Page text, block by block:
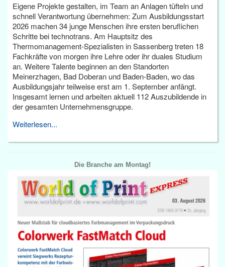
Eigene Projekte gestalten, im Team an Anlagen tüfteln und
schnell Verantwortung übernehmen: Zum Ausbildungsstart
2026 machen 34 junge Menschen ihre ersten beruflichen
Schritte bei technotrans. Am Hauptsitz des
Thermomanagement-Spezialisten in Sassenberg treten 18
Fachkräfte von morgen ihre Lehre oder ihr duales Studium
an. Weitere Talente beginnen an den Standorten
Meinerzhagen, Bad Doberan und Baden-Baden, wo das
Ausbildungsjahr teilweise erst am 1. September anfängt.
Insgesamt lernen und arbeiten aktuell 112 Auszubildende in
der gesamten Unternehmensgruppe.
Weiterlesen...
Die Branche am Montag!